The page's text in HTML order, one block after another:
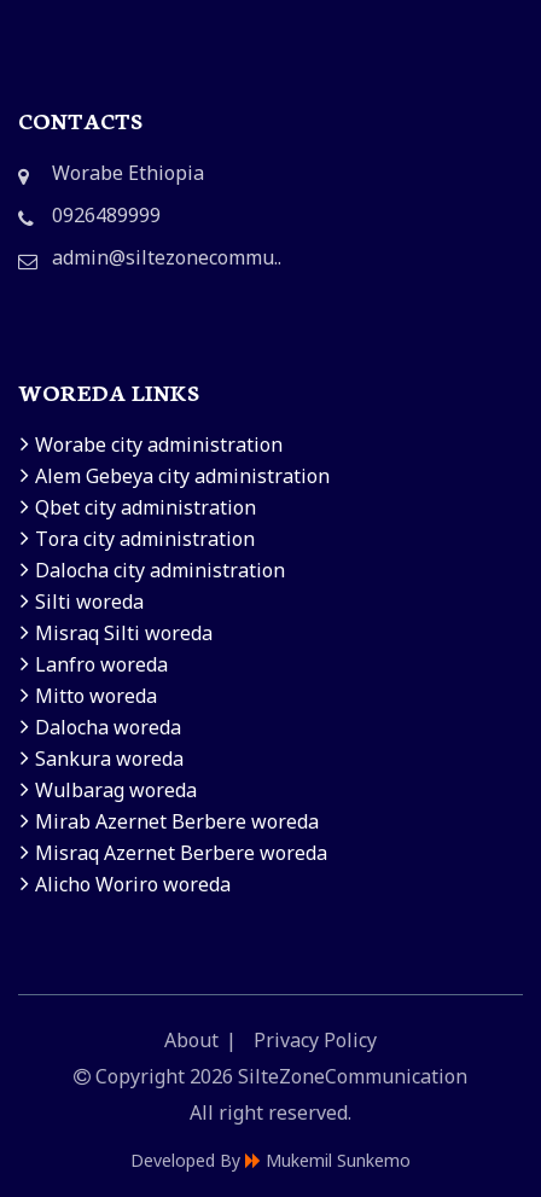
CONTACTS
Worabe Ethiopia
0926489999
admin@siltezonecommu..
WOREDA LINKS
Worabe city administration
Alem Gebeya city administration
Qbet city administration
Tora city administration
Dalocha city administration
Silti woreda
Misraq Silti woreda
Lanfro woreda
Mitto woreda
Dalocha woreda
Sankura woreda
Wulbarag woreda
Mirab Azernet Berbere woreda
Misraq Azernet Berbere woreda
Alicho Woriro woreda
About
Privacy Policy
Copyright 2026 SilteZoneCommunication
All right reserved.
Developed By Mukemil Sunkemo